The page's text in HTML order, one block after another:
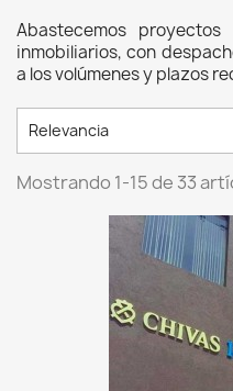
Abastecemos
inmobiliarios, con
a los volúmenes y plazos
Relevancia
Mostrando 1-15 de 33